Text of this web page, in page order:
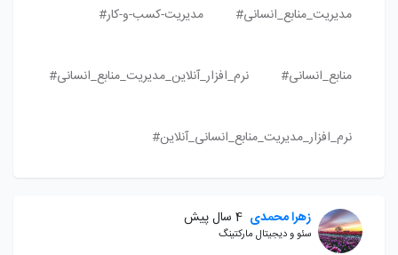
مدیریت_منابع_انسانی# مدیریت-کسب-و-کار#
منابع_انسانی# نرم_افزار_آنلاین_مدیریت_منابع_انسانی#
نرم_افزار_مدیریت_منابع_انسانی_آنلاین#
زهرا محمدی 4 سال پیش
سئو و دیجیتال مارکتینگ